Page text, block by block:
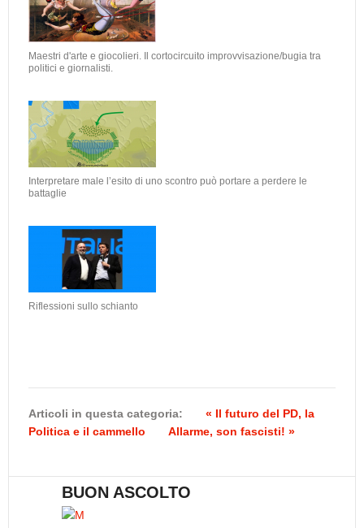
Maestri d'arte e giocolieri. Il cortocircuito improvvisazione/bugia tra
politici e giornalisti.
Interpretare male l’esito di uno scontro può portare a perdere le
battaglie
Riflessioni sullo schianto
Articoli in questa categoria:
« Il futuro del PD, la
Politica e il cammello
Allarme, son fascisti! »
BUON ASCOLTO